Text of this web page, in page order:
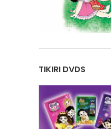
TIKIRI DVDS